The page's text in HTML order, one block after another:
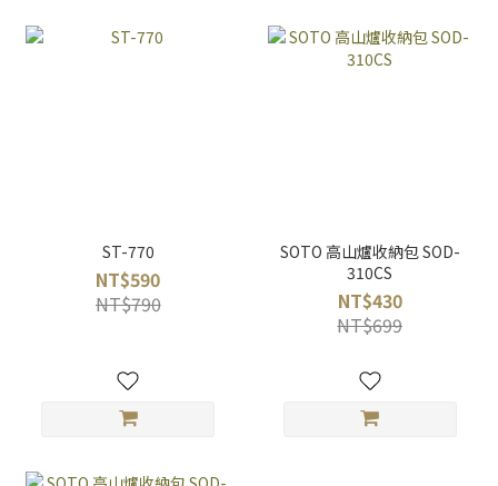
ST-770
NT$590
NT$790
SOTO 高山爐收納包 SOD-
310CS
NT$430
NT$699